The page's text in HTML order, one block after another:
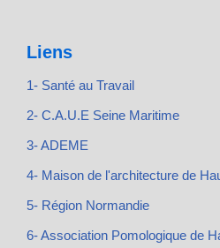
Liens
1- Santé au Travail
2- C.A.U.E Seine Maritime
3- ADEME
4- Maison de l'architecture de
5- Région Normandie
6- Association Pomologique de